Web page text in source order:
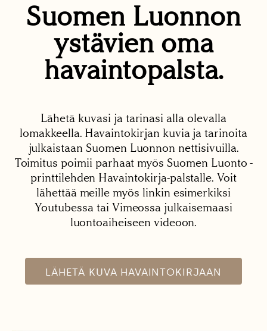
Suomen Luonnon
ystävien oma
havaintopalsta.
Lähetä kuvasi ja tarinasi alla olevalla
lomakkeella. Havaintokirjan kuvia ja tarinoita
julkaistaan Suomen Luonnon nettisivuilla.
Toimitus poimii parhaat myös Suomen Luonto -
printtilehden Havaintokirja-palstalle. Voit
lähettää meille myös linkin esimerkiksi
Youtubessa tai Vimeossa julkaisemaasi
luontoaiheiseen videoon.
LÄHETÄ KUVA HAVAINTOKIRJAAN